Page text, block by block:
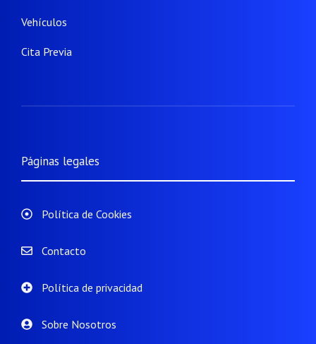
Vehículos
Cita Previa
Páginas legales
Política de Cookies
Contacto
Política de privacidad
Sobre Nosotros